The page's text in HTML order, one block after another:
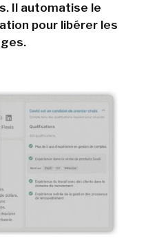
Il automatise le
pour libérer les